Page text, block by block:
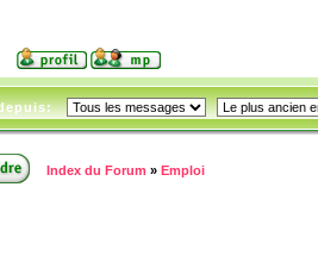
depuis:
Index du Forum » Emploi